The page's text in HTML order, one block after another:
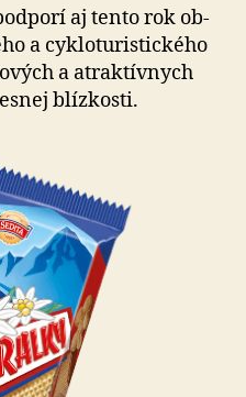
podporu
turistických
trás
a
cyklotrás
aj tento rok ob­
a cyklo­tu­ris­tic­kého
a atrak­tív­nych
blízkosti.